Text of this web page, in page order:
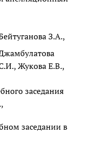
З.А.,
Жукова Е.В.,
заседания
заседании в